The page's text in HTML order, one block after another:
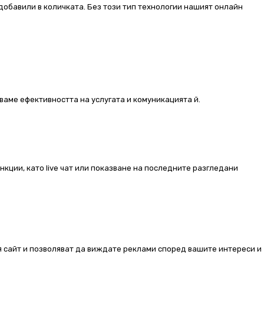
в количката. Без този тип технологии нашият онлайн
ефективността на услугата и комуникацията й.
като live чат или показване на последните разгледани
и позволяват да виждате реклами според вашите интереси и